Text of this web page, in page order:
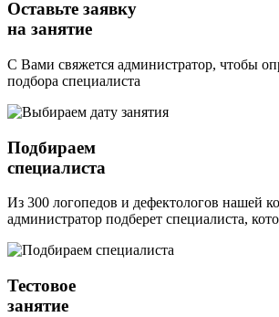
Оставьте заявку
на занятие
С Вами свяжется администратор, чтобы
подбора специалиста
Подбираем
специалиста
Из 300 логопедов и дефектологов нашей
администратор подберет специалиста,
Тестовое
занятие